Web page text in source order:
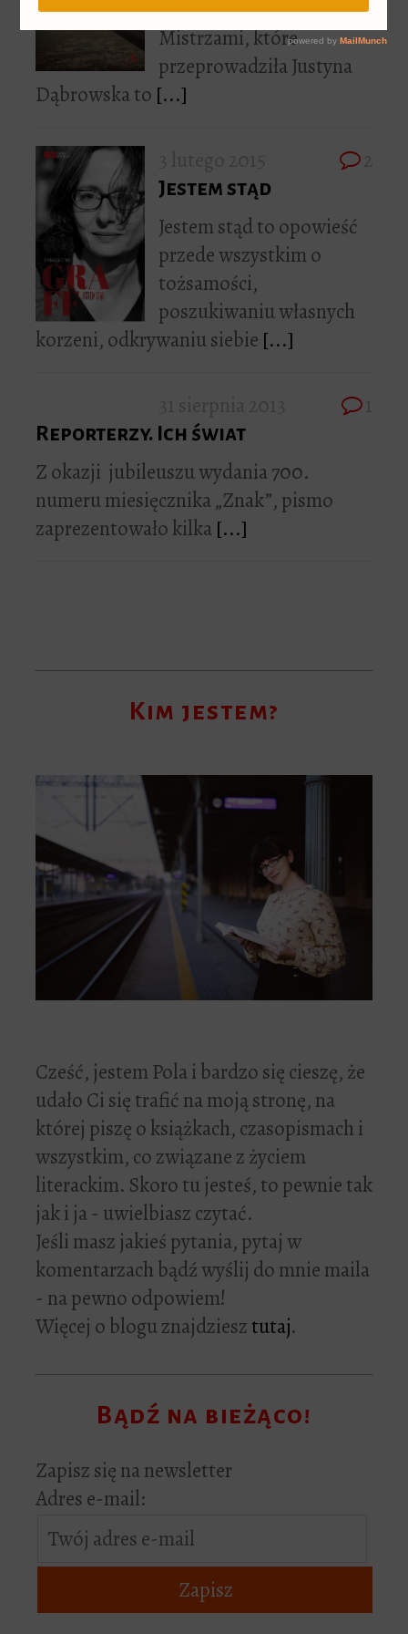
się czego bać. Rozmowy z
Mistrzami, które
przeprowadziła Justyna
Dąbrowska to [...]
Jestem stąd
Jestem stąd to opowieść
przede wszystkim o
tożsamości,
poszukiwaniu własnych
korzeni, odkrywaniu siebie [...]
Reporterzy. Ich świat
Z okazji jubileuszu wydania 700.
numeru miesięcznika „Znak”, pismo
zaprezentowało kilka[...]
Kim jestem?
Cześć, jestem Pola i bardzo się cieszę, że
udało Ci się trafić na moją stronę, na
której piszę o książkach, czasopismach i
wszystkim, co związane z życiem
literackim. Skoro tu jesteś, to pewnie tak
jak i ja - uwielbiasz czytać.
Jeśli masz jakieś pytania, pytaj w
komentarzach bądź wyślij do mnie maila
- na pewno odpowiem!
Więcej o blogu znajdziesztutaj.
Bądź na bieżąco!
Zapisz się na newsletter
Adres e-mail: